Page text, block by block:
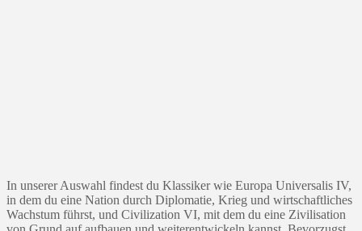
In unserer Auswahl findest du Klassiker wie Europa Universalis IV,
in dem du eine Nation durch Diplomatie, Krieg und wirtschaftliches
Wachstum führst, und Civilization VI, mit dem du eine Zivilisation